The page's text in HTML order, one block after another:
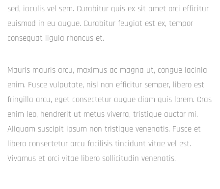
sed, iaculis vel sem. Curabitur quis ex sit amet orci efficitur
euismod in eu augue. Curabitur feugiat est ex, tempor
consequat ligula rhoncus et.
Mauris mauris arcu, maximus ac magna ut, congue lacinia
enim. Fusce vulputate, nisl non efficitur semper, libero est
fringilla arcu, eget consectetur augue diam quis lorem. Cras
enim leo, hendrerit ut metus viverra, tristique auctor mi.
Aliquam suscipit ipsum non tristique venenatis. Fusce et
libero consectetur arcu facilisis tincidunt vitae vel est.
Vivamus et orci vitae libero sollicitudin venenatis.